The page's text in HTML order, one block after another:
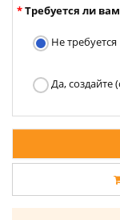
Требуется ли
Не требуется
Да, создайте